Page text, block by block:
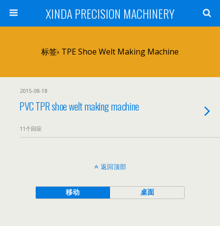
XINDA PRECISION MACHINERY
标签› TPE Shoe Welt Making Machine
2015-08-18
PVC TPR shoe welt making machine
11个回应
返回顶部
移动 桌面